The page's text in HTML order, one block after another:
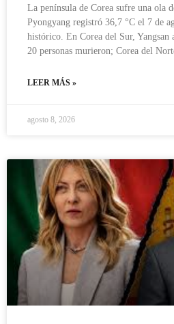
La península de Corea sufre una ola
Pyongyang registró 36,7 °C el 7 de
histórico. En Corea del Sur, Yangsan
20 personas murieron; Corea del
LEER MÁS »
agosto 8, 2026